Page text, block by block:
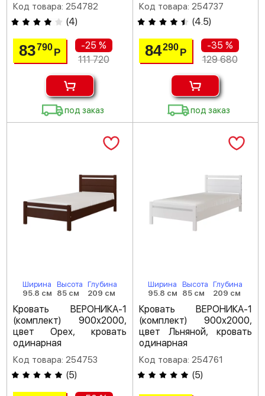
Код товара: 254782
(4)
83790Р
-25 %
111 720
под заказ
Код товара: 254737
(4.5)
84290 Р
-35 %
129 680
под заказ
Ширина
95.8 см
Высота
85 см
Глубина
209 см
Кровать ВЕРОНИКА-1
(комплект) 900х2000,
цвет Орех, кровать
одинарная
Код товара: 254753
(5)
Ширина
95.8 см
Высота
85 см
Глубина
209 см
Кровать ВЕРОНИКА-1
(комплект) 900х2000,
цвет Льняной, кровать
одинарная
Код товара: 254761
(5)